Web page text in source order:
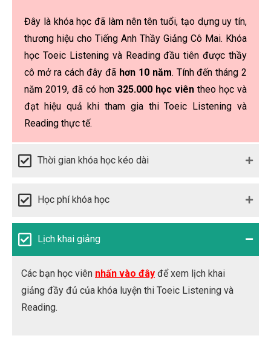
Đây là khóa học đã làm nên tên tuổi, tạo dựng uy tín,
thương hiệu cho Tiếng Anh Thầy Giảng Cô Mai. Khóa
học Toeic Listening và Reading đầu tiên được thầy
cô mở ra cách đây đã hơn 10 năm. Tính đến tháng 2
năm 2019, đã có hơn 325.000 học viên theo học và
đạt hiệu quả khi tham gia thi Toeic Listening và
Reading thực tế.
Thời gian khóa học kéo dài
Học phí khóa học
Lịch khai giảng
Các bạn học viên nhấn vào đây để xem lịch khai
giảng đầy đủ của khóa luyện thi Toeic Listening và
Reading.